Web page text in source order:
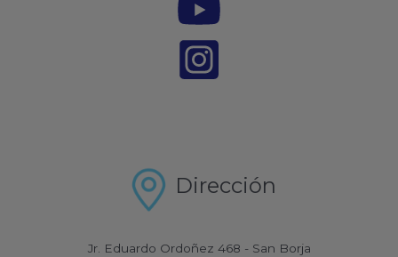
Dirección
Jr. Eduardo Ordoñez 468 - San Borja